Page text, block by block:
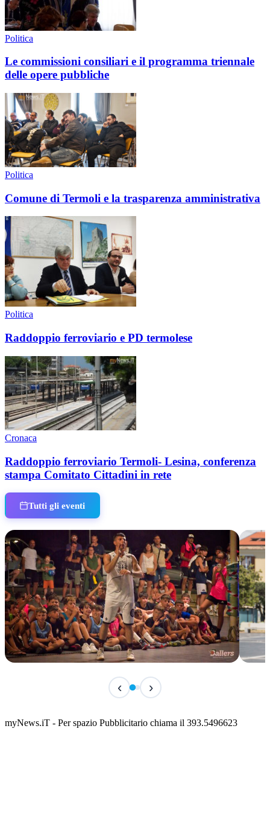
Politica
Le commissioni consiliari e il programma triennale
delle opere pubbliche
Politica
Comune di Termoli e la trasparenza amministrativa
Politica
Raddoppio ferroviario e PD termolese
Cronaca
Raddoppio ferroviario Termoli- Lesina, conferenza
stampa Comitato Cittadini in rete
Tutti gli eventi
Classic Contest 3vs3 Memorial Michele
📅 6 Agosto 2026 · 09:00 · 📍 Lungomare C. Colombo
‹ ›
myNews.iT - Per spazio Pubblicitario chiama il 393.5496623